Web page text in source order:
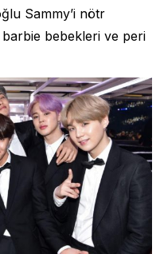
Sammy’i nötr
bebekleri ve peri